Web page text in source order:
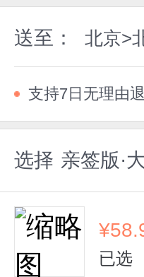
送至： 北京>
支持7日无理由
选择 亲签版·
¥
已选